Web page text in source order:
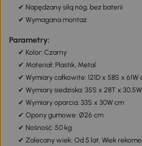
✔ Napędzany siłą nóg, bez baterii
✔ Wymagana montaż
Parametry:
✔ Kolor: Czarny
✔ Materiał: Plastik, Metal
✔ Wymiary całkowite: 121D x 58S x 61W
✔ Wymiary siedziska: 35S x 28T x
✔ Wymiary oparcia: 33S x 30W cm
✔ Opony gumowe: Ø26 cm
✔ Nośność: 50 kg
✔ Zalecany wiek: Od 5 lat. Wiek